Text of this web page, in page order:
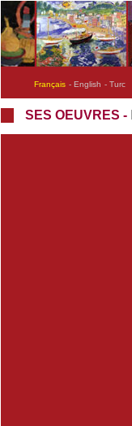
Français - English - Turc
SES OEUVRES -